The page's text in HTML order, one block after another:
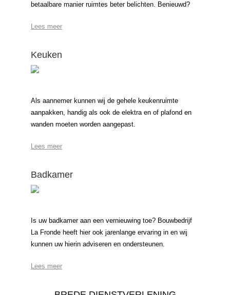
betaalbare manier ruimtes beter belichten. Benieuwd?
Lees meer
Keuken
Als aannemer kunnen wij de gehele keukenruimte
aanpakken, handig als ook de elektra en of plafond en
wanden moeten worden aangepast.
Lees meer
Badkamer
Is uw badkamer aan een vernieuwing toe? Bouwbedrijf
La Fronde heeft hier ook jarenlange ervaring in en wij
kunnen uw hierin adviseren en ondersteunen.
Lees meer